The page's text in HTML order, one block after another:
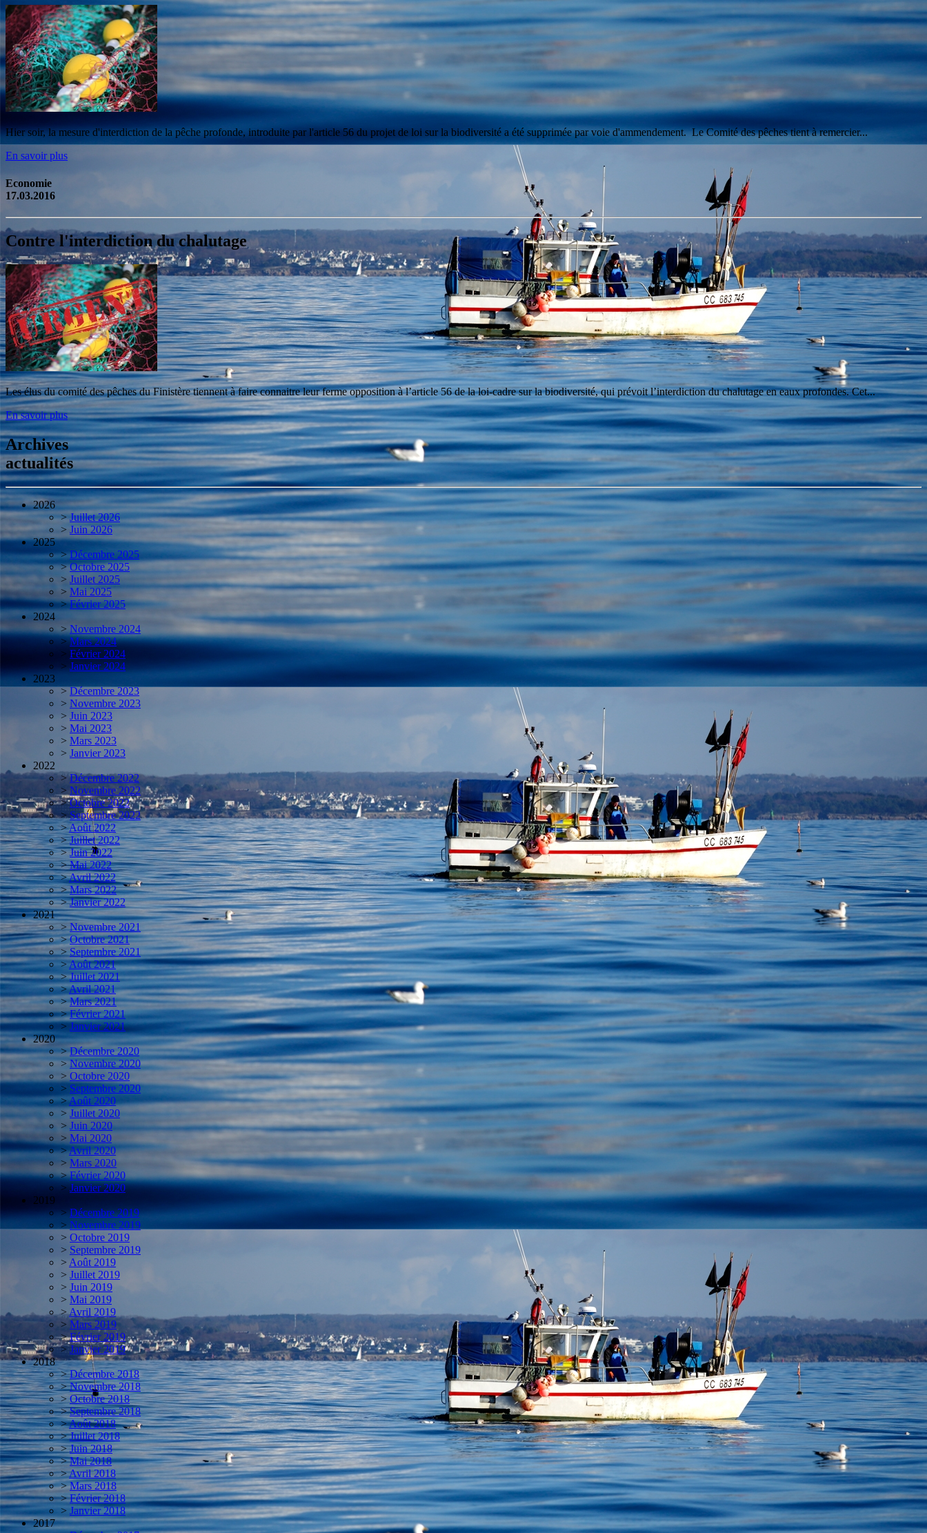
Hier soir, la mesure d'interdiction de la pêche profonde, introduite par l'article 56 du projet de loi sur la biodiversité a été supprimée par voie d'ammendement. Le Comité des pêches tient à remercier...
En savoir plus
Economie
17.03.2016
Contre l'interdiction du chalutage
Les élus du comité des pêches du Finistère tiennent à faire connaitre leur ferme opposition à l’article 56 de la loi-cadre sur la biodiversité, qui prévoit l’interdiction du chalutage en eaux profondes. Cet...
En savoir plus
Archives
actualités
2026
> Juillet 2026
> Juin 2026
2025
> Décembre 2025
> Octobre 2025
> Juillet 2025
> Mai 2025
> Février 2025
2024
> Novembre 2024
> Mars 2024
> Février 2024
> Janvier 2024
2023
> Décembre 2023
> Novembre 2023
> Juin 2023
> Mai 2023
> Mars 2023
> Janvier 2023
2022
> Décembre 2022
> Novembre 2022
> Octobre 2022
> Septembre 2022
>Août 2022
> Juillet 2022
> Juin 2022
> Mai 2022
>Avril 2022
> Mars 2022
> Janvier 2022
2021
> Novembre 2021
> Octobre 2021
> Septembre 2021
> Août 2021
> Juillet 2021
>Avril 2021
> Mars 2021
> Février 2021
> Janvier 2021
2020
> Décembre 2020
> Novembre 2020
> Octobre 2020
> Septembre 2020
>Août 2020
> Juillet 2020
> Juin 2020
> Mai 2020
>Avril 2020
> Mars 2020
> Février 2020
> Janvier 2020
2019
> Décembre 2019
> Novembre 2019
> Octobre 2019
> Septembre 2019
> Août 2019
> Juillet 2019
> Juin 2019
> Mai 2019
>Avril 2019
> Mars 2019
> Février 2019
> Janvier 2019
2018
> Décembre 2018
> Novembre 2018
> Octobre 2018
> Septembre 2018
>Août 2018
> Juillet 2018
> Juin 2018
> Mai 2018
>Avril 2018
> Mars 2018
> Février 2018
> Janvier 2018
2017